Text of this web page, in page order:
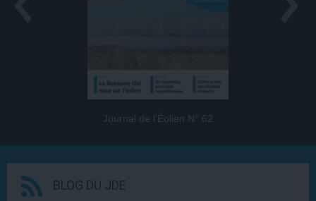
Journal de l’Éolien N° 62
BLOG DU JDE